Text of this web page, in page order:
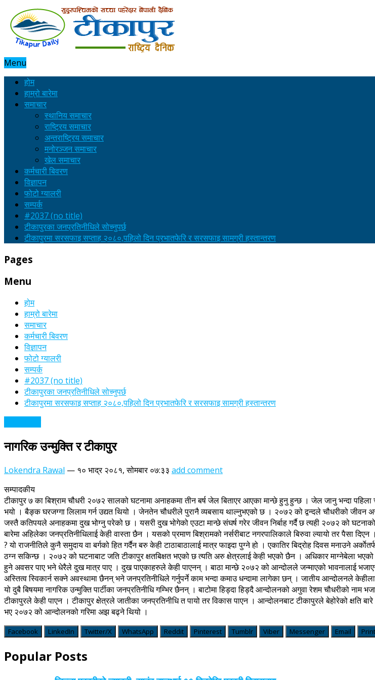
Menu
होम
हाम्रो बारेमा
समाचार
स्थानिय समाचार
राष्ट्रिय समाचार
अन्तराष्ट्रिय समाचार
मनोरञ्जन समाचार
खेल समाचार
कर्मचारी बिवरण
विज्ञापन
फोटो ग्यालरी
सम्पर्क
#2037 (no title)
टीकापुरका जनप्रतिनीधिले सोच्नुपर्छ
टीकापुरमा सरसफाइ सप्ताह २०८०,पहिलो दिन प्रभातफेरि र सरसफाइ सामग्री हस्तान्तरण
Pages
Menu
होम
हाम्रो बारेमा
समाचार
कर्मचारी बिवरण
विज्ञापन
फोटो ग्यालरी
सम्पर्क
#2037 (no title)
टीकापुरका जनप्रतिनीधिले सोच्नुपर्छ
टीकापुरमा सरसफाइ सप्ताह २०८०,पहिलो दिन प्रभातफेरि र सरसफाइ सामग्री हस्तान्तरण
नागरिक उन्मुक्ति र टीकापुर
Lokendra Rawal — १० भाद्र २०८१, सोमबार ०७:३३ add comment
सम्पादकीय
टीकापुर ७ का बिश्राम चौधरी २०७२ सालको घटनामा अनाहकमा तीन बर्ष जेल बिताएर आएका मान्छे हुनु हुन्छ । जेल जानु भन्दा
भयो । बैङ्क घरजग्गा लिलाम गर्न उद्यत थियो । जेनतेन चौधरीले पुरानै व्यबसाय थाल्नुभएको छ । २०७२ को द्वन्दले चौधरीको
जस्तै कतिपयले अनाहकमा दुख भोग्नु परेको छ । यसरी दुख भोगेको एउटा मान्छे संघर्ष गरेर जीवन निर्बाह गर्दै छ त्यही २०७२ को
बारेमा अहिलेका जनप्रतिनीधिलाई केही वास्ता छैन । यसको प्रमाण बिश्रामको नर्सरीबाट नगरपालिकाले बिरुवा ल्यायो तर पैसा
? यो राजनीतिले कुनै समुदाय वा बर्गको हित गर्दैन बरु केही टाठाबाठालाई मात्र फाइदा पुग्ने हो । एकातिर बिद्रोह दिवस मनाउने
ठग्न सकिन्छ । २०७२ को घटनाबाट जति टीकापुर क्षतबिक्षत भएको छ त्यति अरु क्षेत्रलाई केही भएको छैन । अधिकार माग्नेबेला
हुने अवसर पाए भने धेरैले दुख मात्र पाए । दुख पाएकाहरुले केही पाएनन् । बाठा मान्छे २०७२ को आन्दोलले जन्माएको भावनालाई
अस्तित्व स्विकार्न सक्ने अवस्थामा छैनन् भने जनप्रतिनीधिले गर्नुपर्ने काम भन्दा कमाउ धन्दामा लागेका छन् । जातीय आन्दोलनले
यो दुबै बिषयमा नागरिक उन्मुक्ति पार्टीका जनप्रतिनीधि गम्भिर छैनन् । बाटोमा हिड्दा हिड्दै आन्दोलनको अगुवा रेशम चौधरीको नाम
टीकापुरले केही पाएन । टीकापुर क्षेत्रले जातीका जनप्रतिनीधि त पायो तर विकास पाएन । आन्दोलनबाट टीकापुरले बेहोरेको क्षति
भए २०७२ को आन्दोलनको गरिमा अझ बढ्ने थियो ।
Facebook LinkedIn Twitter/X WhatsApp Reddit Pinterest Tumblr Viber Messenger Email Print
Popular Posts